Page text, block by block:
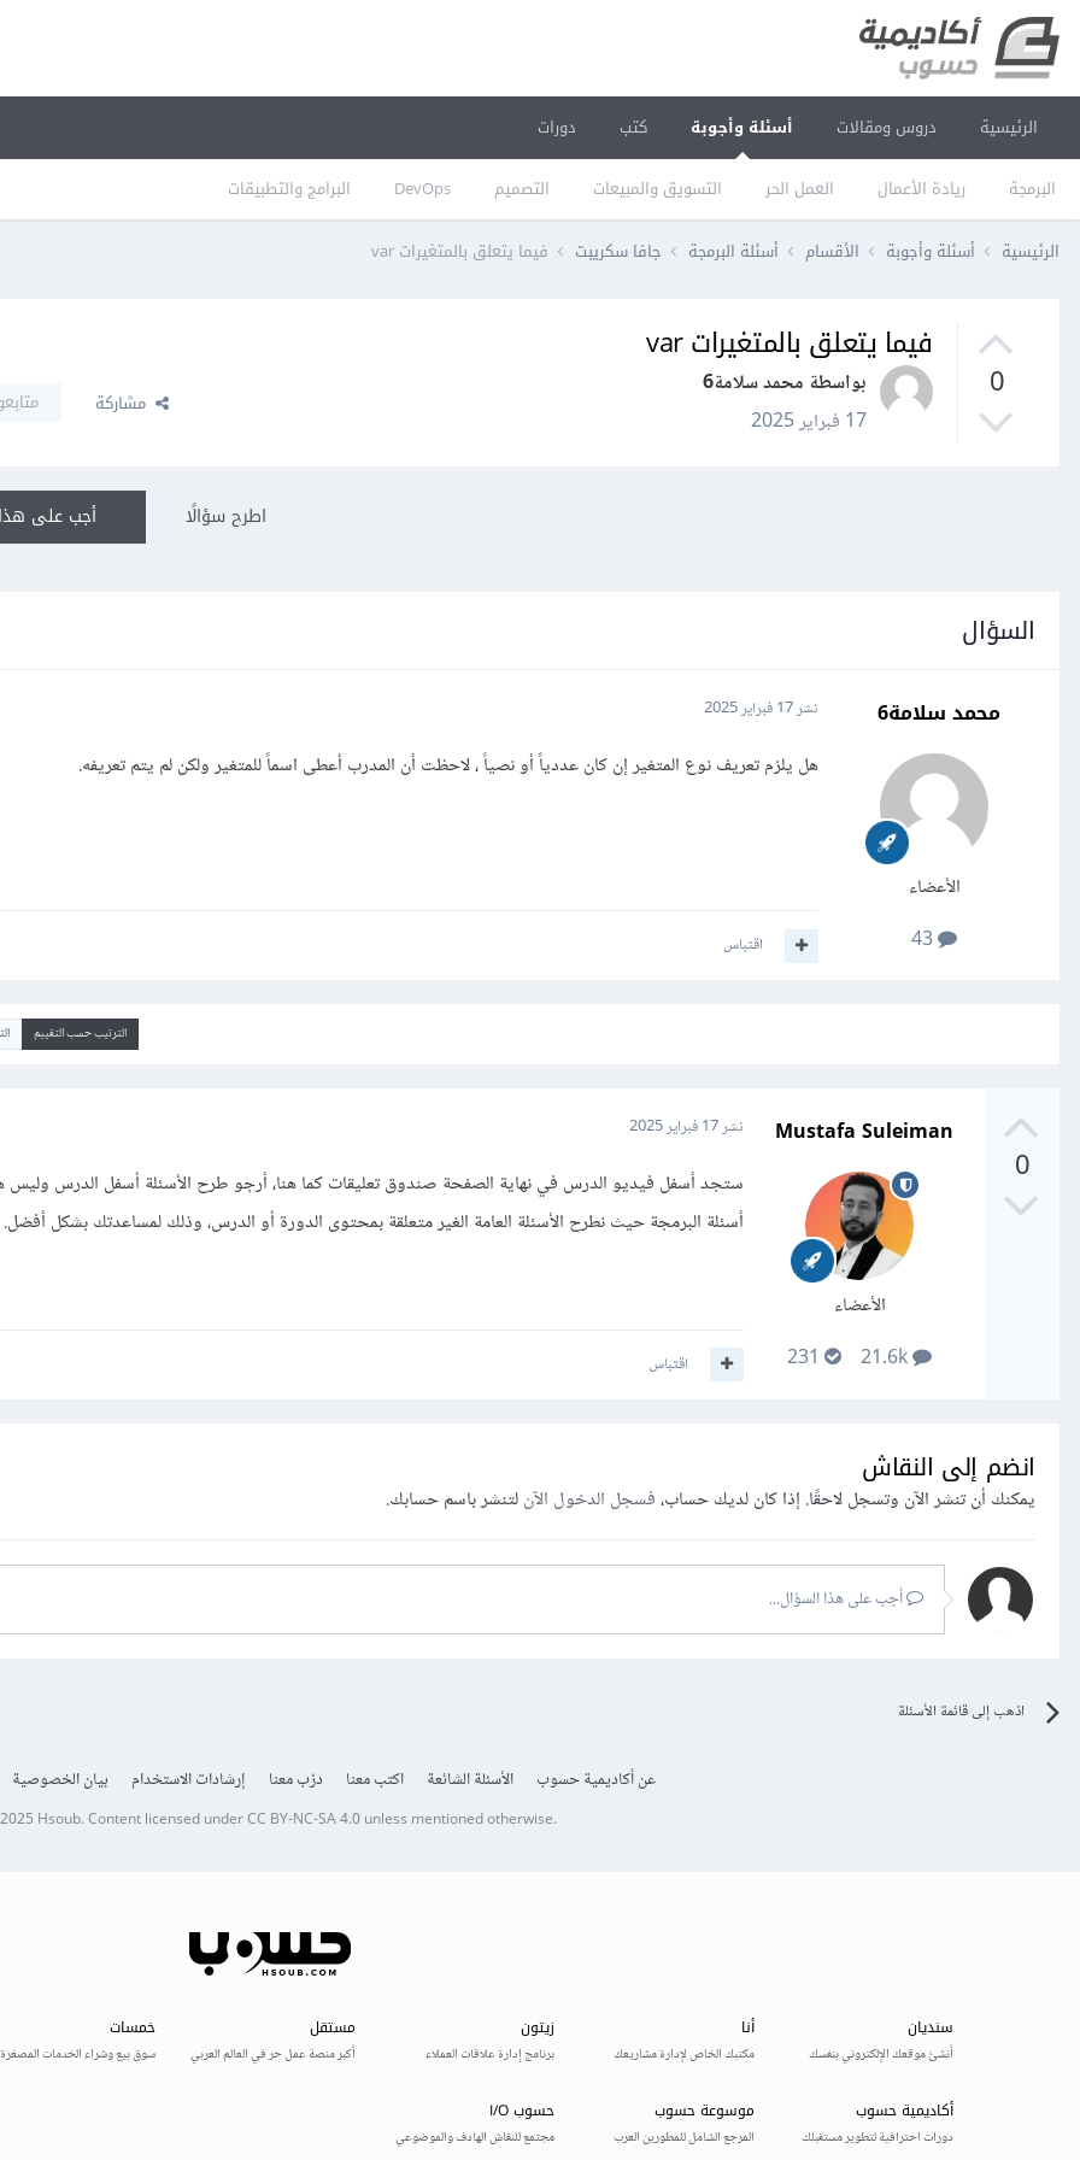
الرئيسية دروس ومقالات أسئلة وأجوبة
البرمجة ريادة الأعمال العمل الحر التسويق والمبيعات التصميم DevOps البرامج والتطبيقات
كتب دورات
الرئيسية أسئلة وأجوبة الأقسام أسئلة البرمجة جافا سكريبت فيما يتعلق بالمتغيرات var
0
فيما يتعلق بالمتغيرات var
بواسطة محمد سلامة6
17 فبراير 2025
مشاركة
أجب على اطرح سؤالًا
السؤال
محمد سلامة6
الأعضاء
نشر17 فبراير 2025
هل يلزم تعريف نوع المتغير إن كان عددياً أو نصياً ، لاحظت أن المدرب أعطى اسماً للمتغير ولكن لم يتم تعريفه.
اقتباس
الترتيب حسب التقييم
0
Mustafa Suleiman
الأعضاء
نشر17 فبراير 2025
ستجد أسفل فيديو الدرس في نهاية الصفحة صندوق تعليقات كما هنا، أرجو طرح الأسئلة أسفل الدرس
أسئلة البرمجة حيث نطرح الأسئلة العامة الغير متعلقة بمحتوى الدورة أو الدرس، وذلك لمساعدتك بشكل أفضل.
اقتباس
انضم إلى النقاش
يمكنك أن تنشر الآن وتسجل لاحقًا. إذا كان لديك حساب،فسجل الدخول الآنلتنشر باسم حسابك.
أجب على هذا السؤال...
اذهب إلى قائمة الأسئلة
عن أكاديمية حسوب الأسئلة الشائعة اكتب معنا درّب معنا إرشادات الاستخدام بيان الخصوصية
Hsoub.Content licensed underCC BY-NC-SA 4.0unless mentioned otherwise.